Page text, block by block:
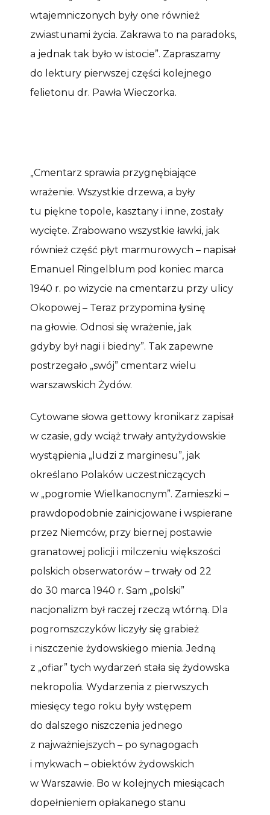
wtajemniczonych były one również
zwiastunami życia. Zakrawa to na paradoks,
a jednak tak było w istocie”. Zapraszamy
do lektury pierwszej części kolejnego
felietonu dr. Pawła Wieczorka.
„Cmentarz sprawia przygnębiające
wrażenie. Wszystkie drzewa, a były
tu piękne topole, kasztany i inne, zostały
wycięte. Zrabowano wszystkie ławki, jak
również część płyt marmurowych – napisał
Emanuel Ringelblum pod koniec marca
1940 r. po wizycie na cmentarzu przy ulicy
Okopowej – Teraz przypomina łysinę
na głowie. Odnosi się wrażenie, jak
gdyby był nagi i biedny”. Tak zapewne
postrzegało „swój” cmentarz wielu
warszawskich Żydów.
Cytowane słowa gettowy kronikarz zapisał
w czasie, gdy wciąż trwały antyżydowskie
wystąpienia „ludzi z marginesu”, jak
określano Polaków uczestniczących
w „pogromie Wielkanocnym”. Zamieszki –
prawdopodobnie zainicjowane i wspierane
przez Niemców, przy biernej postawie
granatowej policji i milczeniu większości
polskich obserwatorów – trwały od 22
do 30 marca 1940 r. Sam „polski”
nacjonalizm był raczej rzeczą wtórną. Dla
pogromszczyków liczyły się grabież
i niszczenie żydowskiego mienia. Jedną
z „ofiar” tych wydarzeń stała się żydowska
nekropolia. Wydarzenia z pierwszych
miesięcy tego roku były wstępem
do dalszego niszczenia jednego
z najważniejszych – po synagogach
i mykwach – obiektów żydowskich
w Warszawie. Bo w kolejnych miesiącach
dopełnieniem opłakanego stanu